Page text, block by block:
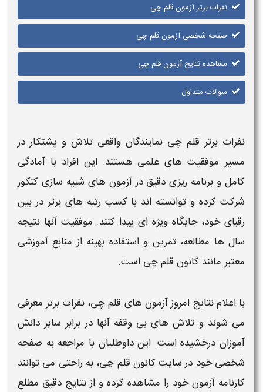
نفرات برتر آزمون قلم چی
صفحه شخصی آزمون قلم چی
مشاهده نتایج آزمون قلم چی
سوالات متداول
نفرات برتر قلم چی نمایندگان واقعی تلاش و پشتکار در
مسیر موفقیت‌ های علمی هستند. این افراد با آمادگی
کامل و برنامه‌ ریزی دقیق درآزمون‌ های شبیه‌ سازی کنکور
شرکت کرده و توانسته‌ اند با کسب رتبه‌ هایبرتر در بین
رقبای خود، جایگاه ویژه‌ ای پیدا کنند. موفقیت آنها نتیجه
سال‌ ها مطالعه، تمرین و استفاده بهینه از منابع آموزشی
معتبر مانند کانون قلم چی است.
با اعلامنتایج امروز آزمون‌ های قلم چی، نفرات برترمعرفی
می‌ شوند و تلاش‌ های بی‌ وقفه آنها در برابر سایر دانش‌
آموزان درخشیده است. این داوطلبان با مراجعه به صفحه
شخصیخود در سایت کانون قلم چی، به راحتی می‌ توانند
کارنامه آزمونخود را مشاهده کرده و ازنتایج دقیق مطلع